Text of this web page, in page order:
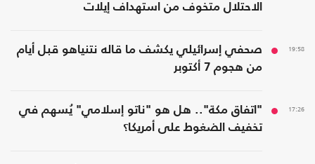
الاحتلال متخوف من استهداف إيلات
19:58
صحفي إسرائيلي يكشف ما قاله نتنياهو قبل أيام
من هجوم 7 أكتوبر
17:26
"اتفاق مكة".. هل هو "ناتو إسلامي" يُسهم في
تخفيف الضغوط على أمريكا؟